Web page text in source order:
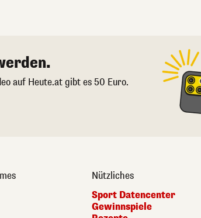
auf Heute.at gibt es 50 Euro.
Nützliches
Sport Datencenter
Gewinnspiele